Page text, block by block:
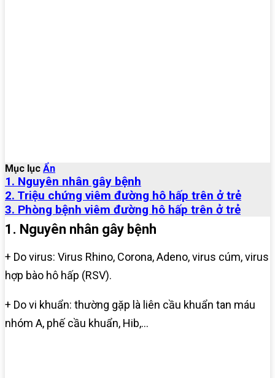
Mục lục Ẩn
1. Nguyên nhân gây bệnh
2. Triệu chứng viêm đường hô hấp trên ở trẻ
3. Phòng bệnh viêm đường hô hấp trên ở trẻ
1. Nguyên nhân gây bệnh
+ Do virus: Virus Rhino, Corona, Adeno, virus cúm, virus
hợp bào hô hấp (RSV).
+ Do vi khuẩn: thường gặp là liên cầu khuẩn tan máu
nhóm A, phế cầu khuẩn, Hib,…